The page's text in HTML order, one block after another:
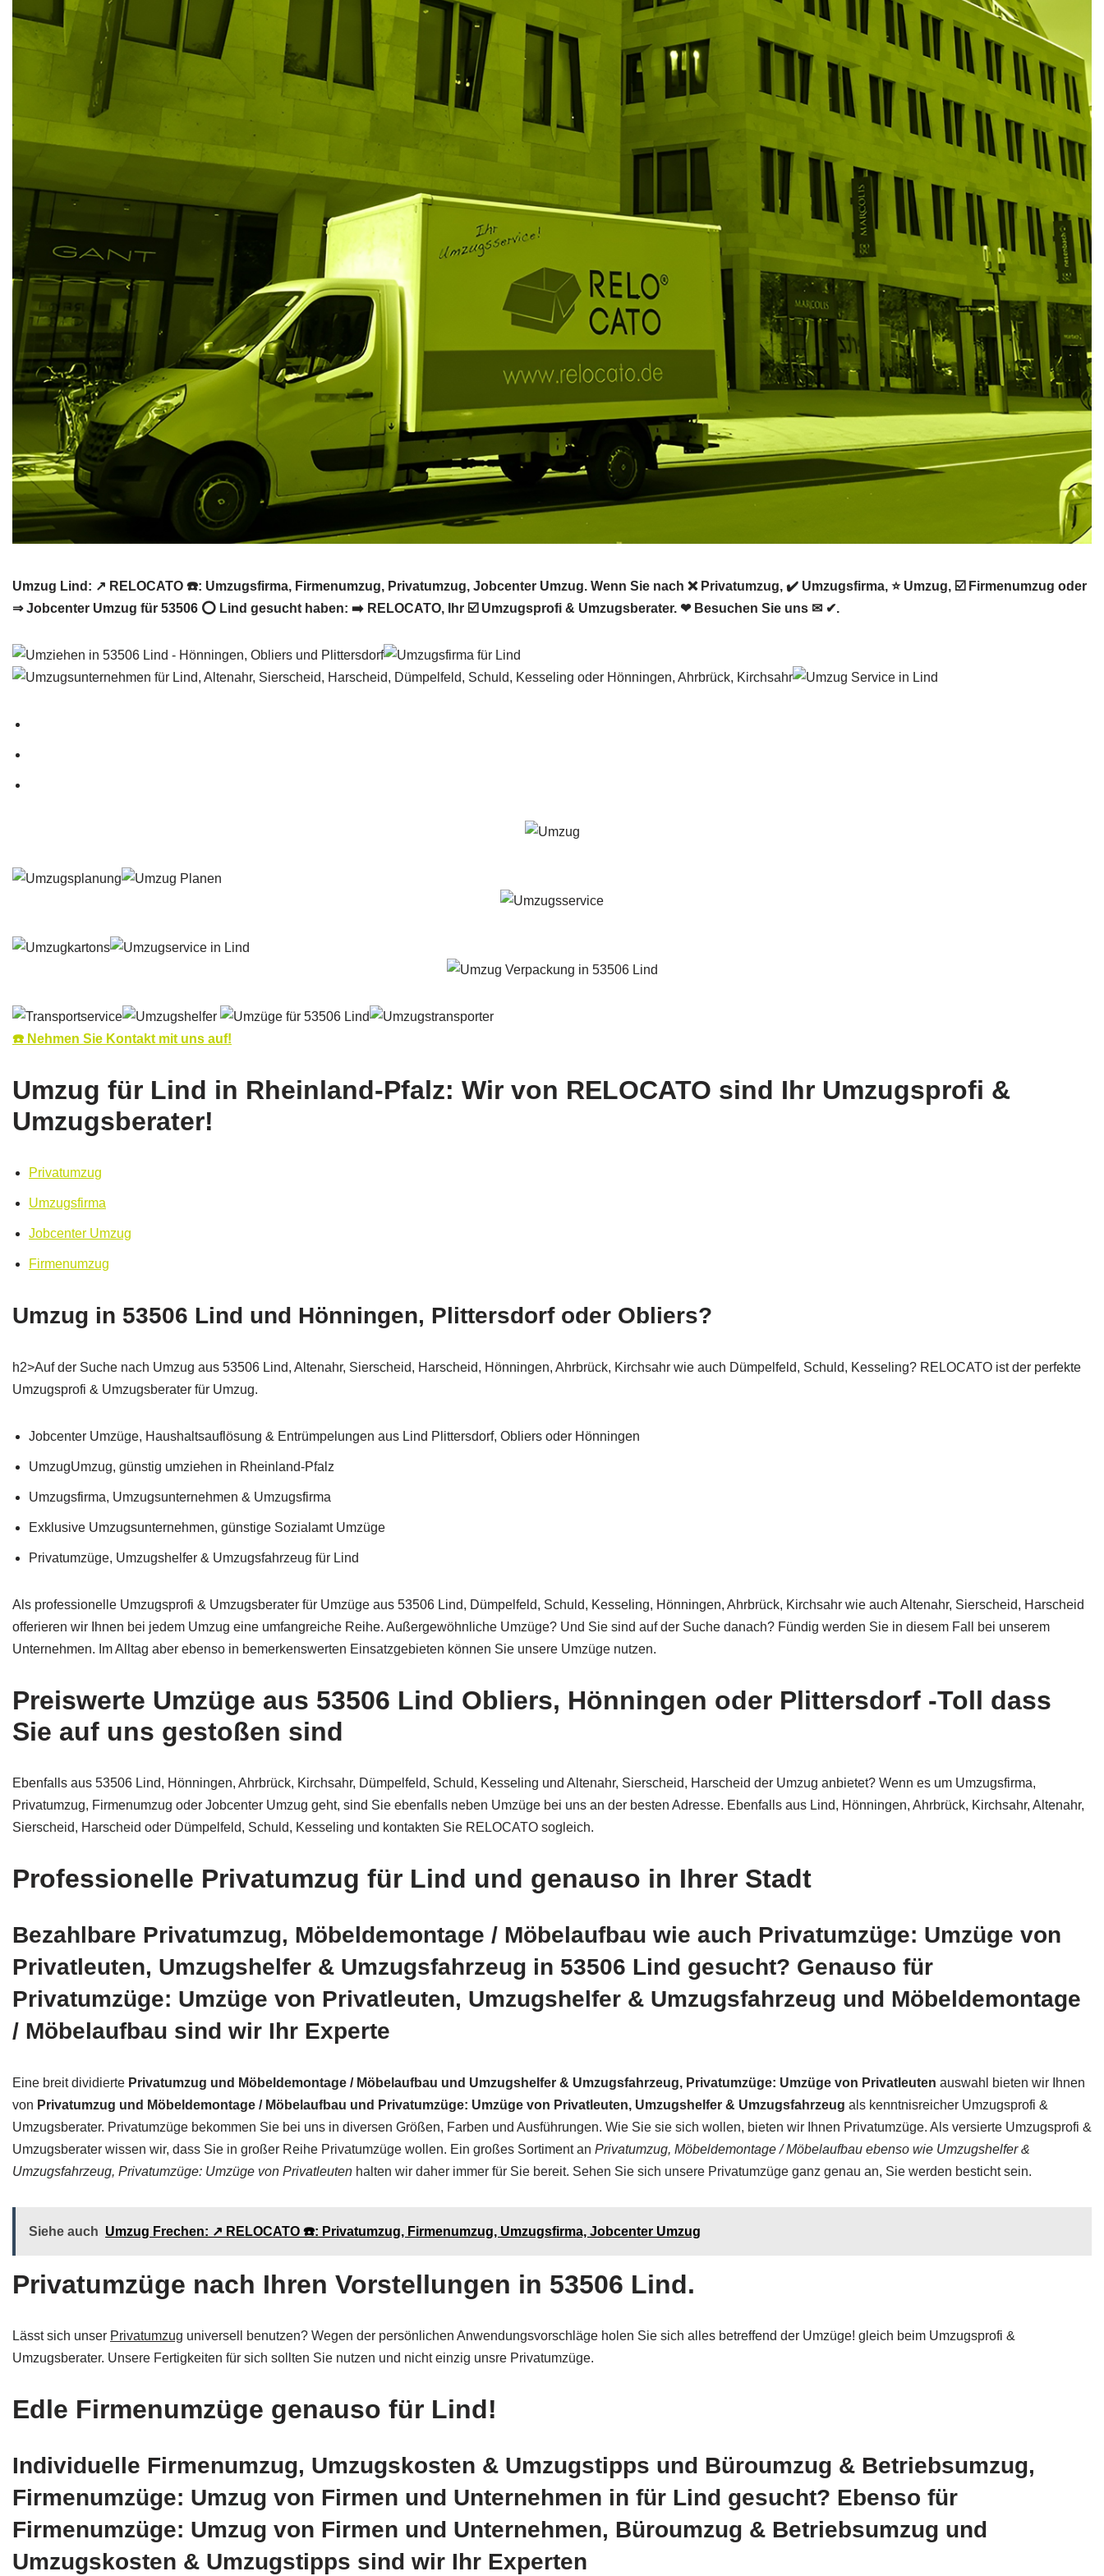
Umzug Lind: ↗️ RELOCATO ☎️: Umzugsfirma, Firmenumzug, Privatumzug, Jobcenter Umzug. Wenn Sie nach ❌ Privatumzug, ✔️ Umzugsfirma, ⭐ Umzug, ☑️ Firmenumzug oder
⇒ Jobcenter Umzug für 53506 ⭕ Lind gesucht haben: ➡️ RELOCATO, Ihr ☑️ Umzugsprofi & Umzugsberater. ❤ Besuchen Sie uns ✉ ✔.
☎️ Nehmen Sie Kontakt mit uns auf!
Umzug für Lind in Rheinland-Pfalz: Wir von RELOCATO sind Ihr Umzugsprofi &
Umzugsberater!
Privatumzug
Umzugsfirma
Jobcenter Umzug
Firmenumzug
Umzug in 53506 Lind und Hönningen, Plittersdorf oder Obliers?
h2>Auf der Suche nach Umzug aus 53506 Lind, Altenahr, Sierscheid, Harscheid, Hönningen, Ahrbrück, Kirchsahr wie auch Dümpelfeld, Schuld, Kesseling? RELOCATO ist der perfekte
Umzugsprofi & Umzugsberater für Umzug.
Jobcenter Umzüge, Haushaltsauflösung & Entrümpelungen aus Lind Plittersdorf, Obliers oder Hönningen
UmzugUmzug, günstig umziehen in Rheinland-Pfalz
Umzugsfirma, Umzugsunternehmen & Umzugsfirma
Exklusive Umzugsunternehmen, günstige Sozialamt Umzüge
Privatumzüge, Umzugshelfer & Umzugsfahrzeug für Lind
Als professionelle Umzugsprofi & Umzugsberater für Umzüge aus 53506 Lind, Dümpelfeld, Schuld, Kesseling, Hönningen, Ahrbrück, Kirchsahr wie auch Altenahr, Sierscheid, Harscheid
offerieren wir Ihnen bei jedem Umzug eine umfangreiche Reihe. Außergewöhnliche Umzüge? Und Sie sind auf der Suche danach? Fündig werden Sie in diesem Fall bei unserem
Unternehmen. Im Alltag aber ebenso in bemerkenswerten Einsatzgebieten können Sie unsere Umzüge nutzen.
Preiswerte Umzüge aus 53506 Lind Obliers, Hönningen oder Plittersdorf -Toll dass
Sie auf uns gestoßen sind
Ebenfalls aus 53506 Lind, Hönningen, Ahrbrück, Kirchsahr, Dümpelfeld, Schuld, Kesseling und Altenahr, Sierscheid, Harscheid der Umzug anbietet? Wenn es um Umzugsfirma,
Privatumzug, Firmenumzug oder Jobcenter Umzug geht, sind Sie ebenfalls neben Umzüge bei uns an der besten Adresse. Ebenfalls aus Lind, Hönningen, Ahrbrück, Kirchsahr, Altenahr,
Sierscheid, Harscheid oder Dümpelfeld, Schuld, Kesseling und kontakten Sie RELOCATO sogleich.
Professionelle Privatumzug für Lind und genauso in Ihrer Stadt
Bezahlbare Privatumzug, Möbeldemontage / Möbelaufbau wie auch Privatumzüge: Umzüge von
Privatleuten, Umzugshelfer & Umzugsfahrzeug in 53506 Lind gesucht? Genauso für
Privatumzüge: Umzüge von Privatleuten, Umzugshelfer & Umzugsfahrzeug und Möbeldemontage
/ Möbelaufbau sind wir Ihr Experte
Eine breit dividierte Privatumzug und Möbeldemontage / Möbelaufbau und Umzugshelfer & Umzugsfahrzeug, Privatumzüge: Umzüge von Privatleuten auswahl bieten wir Ihnen
von Privatumzug und Möbeldemontage / Möbelaufbau und Privatumzüge: Umzüge von Privatleuten, Umzugshelfer & Umzugsfahrzeug als kenntnisreicher Umzugsprofi &
Umzugsberater. Privatumzüge bekommen Sie bei uns in diversen Größen, Farben und Ausführungen. Wie Sie sie sich wollen, bieten wir Ihnen Privatumzüge. Als versierte Umzugsprofi &
Umzugsberater wissen wir, dass Sie in großer Reihe Privatumzüge wollen. Ein großes Sortiment an Privatumzug, Möbeldemontage / Möbelaufbau ebenso wie Umzugshelfer &
Umzugsfahrzeug, Privatumzüge: Umzüge von Privatleuten halten wir daher immer für Sie bereit. Sehen Sie sich unsere Privatumzüge ganz genau an, Sie werden besticht sein.
Siehe auch Umzug Frechen: ↗️ RELOCATO ☎️: Privatumzug, Firmenumzug, Umzugsfirma, Jobcenter Umzug
Privatumzüge nach Ihren Vorstellungen in 53506 Lind.
Lässt sich unser Privatumzug universell benutzen? Wegen der persönlichen Anwendungsvorschläge holen Sie sich alles betreffend der Umzüge! gleich beim Umzugsprofi &
Umzugsberater. Unsere Fertigkeiten für sich sollten Sie nutzen und nicht einzig unsre Privatumzüge.
Edle Firmenumzüge genauso für Lind!
Individuelle Firmenumzug, Umzugskosten & Umzugstipps und Büroumzug & Betriebsumzug,
Firmenumzüge: Umzug von Firmen und Unternehmen in für Lind gesucht? Ebenso für
Firmenumzüge: Umzug von Firmen und Unternehmen, Büroumzug & Betriebsumzug und
Umzugskosten & Umzugstipps sind wir Ihr Experten